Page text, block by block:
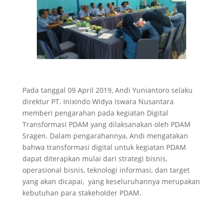
Pada tanggal 09 April 2019, Andi Yuniantoro selaku
direktur PT. Inixindo Widya Iswara Nusantara
memberi pengarahan pada kegiatan Digital
Transformasi PDAM yang dilaksanakan oleh PDAM
Sragen. Dalam pengarahannya, Andi mengatakan
bahwa transformasi digital untuk kegiatan PDAM
dapat diterapkan mulai dari strategi bisnis,
operasional bisnis, teknologi informasi, dan target
yang akan dicapai, yang keseluruhannya merupakan
kebutuhan para stakeholder PDAM.